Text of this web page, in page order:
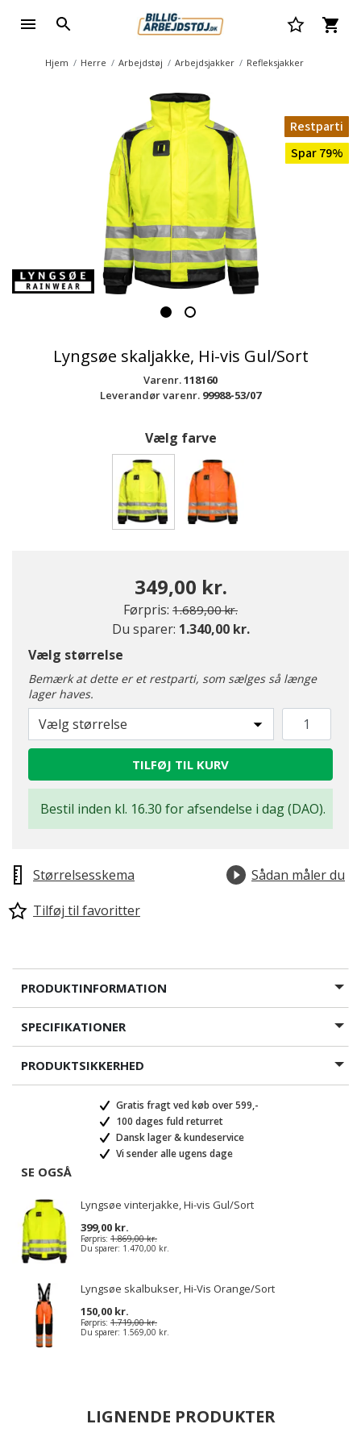
Hjem Herre Arbejdstøj Arbejdsjakker Refleksjakker
Restparti
Spar 79%
Lyngsøe skaljakke, Hi-vis Gul/Sort
Varenr.118160
Leverandør varenr. 99988-53/07
Vælg farve
349,00 kr.
Førpris: Pris nedsat fra
1.689,00 kr.til
Du sparer: 1.340,00 kr.
Vælg størrelse
Bemærk at dette er et restparti, som sælges så længe
lager haves.
Vælg størrelse
TILFØJ TIL KURV
Bestil inden kl. 16.30 for afsendelse i dag (DAO).
Størrelsesskema
Sådan måler du
Tilføj til favoritter
PRODUKTINFORMATION
SPECIFIKATIONER
PRODUKTSIKKERHED
Gratis fragt ved køb over 599,-
100 dages fuld returret
Dansk lager & kundeservice
Vi sender alle ugens dage
SE OGSÅ
Lyngsøe vinterjakke, Hi-vis Gul/Sort
399,00 kr.
Førpris: 1.869,00 kr.
Du sparer: 1.470,00 kr.
Lyngsøe skalbukser, Hi-Vis Orange/Sort
150,00 kr.
Førpris: 1.719,00 kr.
Du sparer: 1.569,00 kr.
LIGNENDE PRODUKTER